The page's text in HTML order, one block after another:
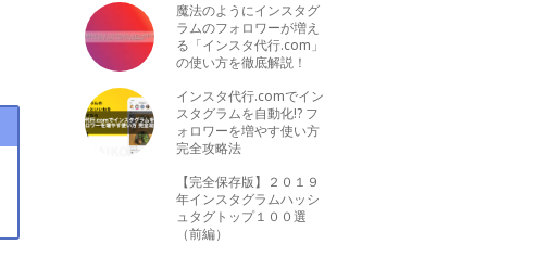
魔法のようにインスタグ
ラムのフォロワーが増え
る「インスタ代行.com」
の使い方を徹底解説！
インスタ代行.comでイン
スタグラムを自動化!? フ
ォロワーを増やす使い方
完全攻略法
【完全保存版】２０１９
年インスタグラムハッシ
ュタグトップ１００選
（前編）